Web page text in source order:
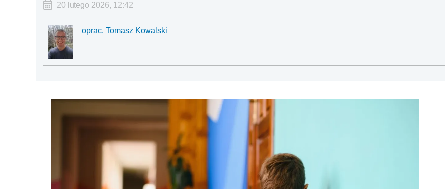
20 lutego 2026, 12:42
oprac. Tomasz Kowalski